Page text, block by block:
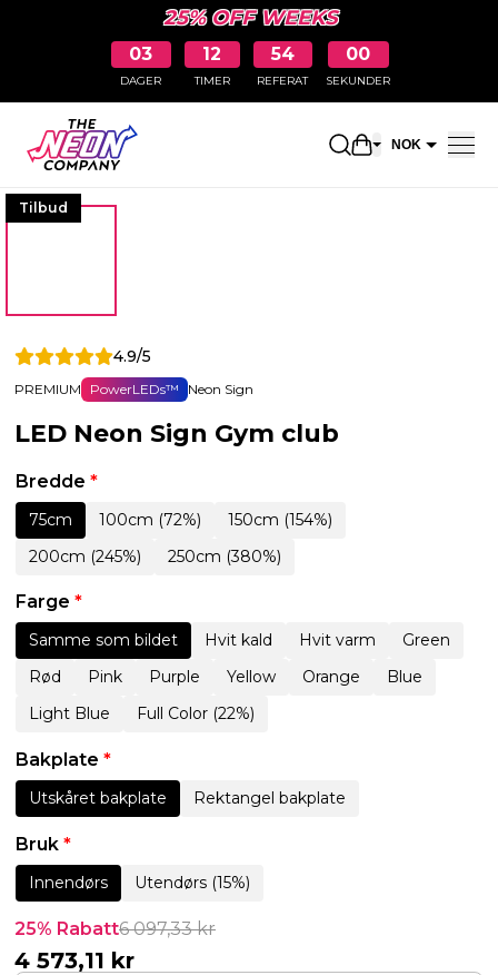
25% OFF WEEKS
03
DAGER
12
TIMER
53
REFERAT
59
SEKUNDER
ÅpneNOK
Tilbud
4.9/5
PREMIUM PowerLEDs™ Neon Sign
LED Neon Sign Gym club
Bredde *
75cm 100cm (72%)
150cm (154%)
200cm (245%)
250cm (380%)
Farge *
Samme som bildet Hvit kald Hvit varm
Green
Rød
Pink Purple Yellow Orange
Blue
Light Blue
Full Color (22%)
Bakplate *
Utskåret bakplate Rektangel bakplate
Bruk *
Innendørs Utendørs (15%)
25% Rabatt6 097,33kr
4 573,11 kr